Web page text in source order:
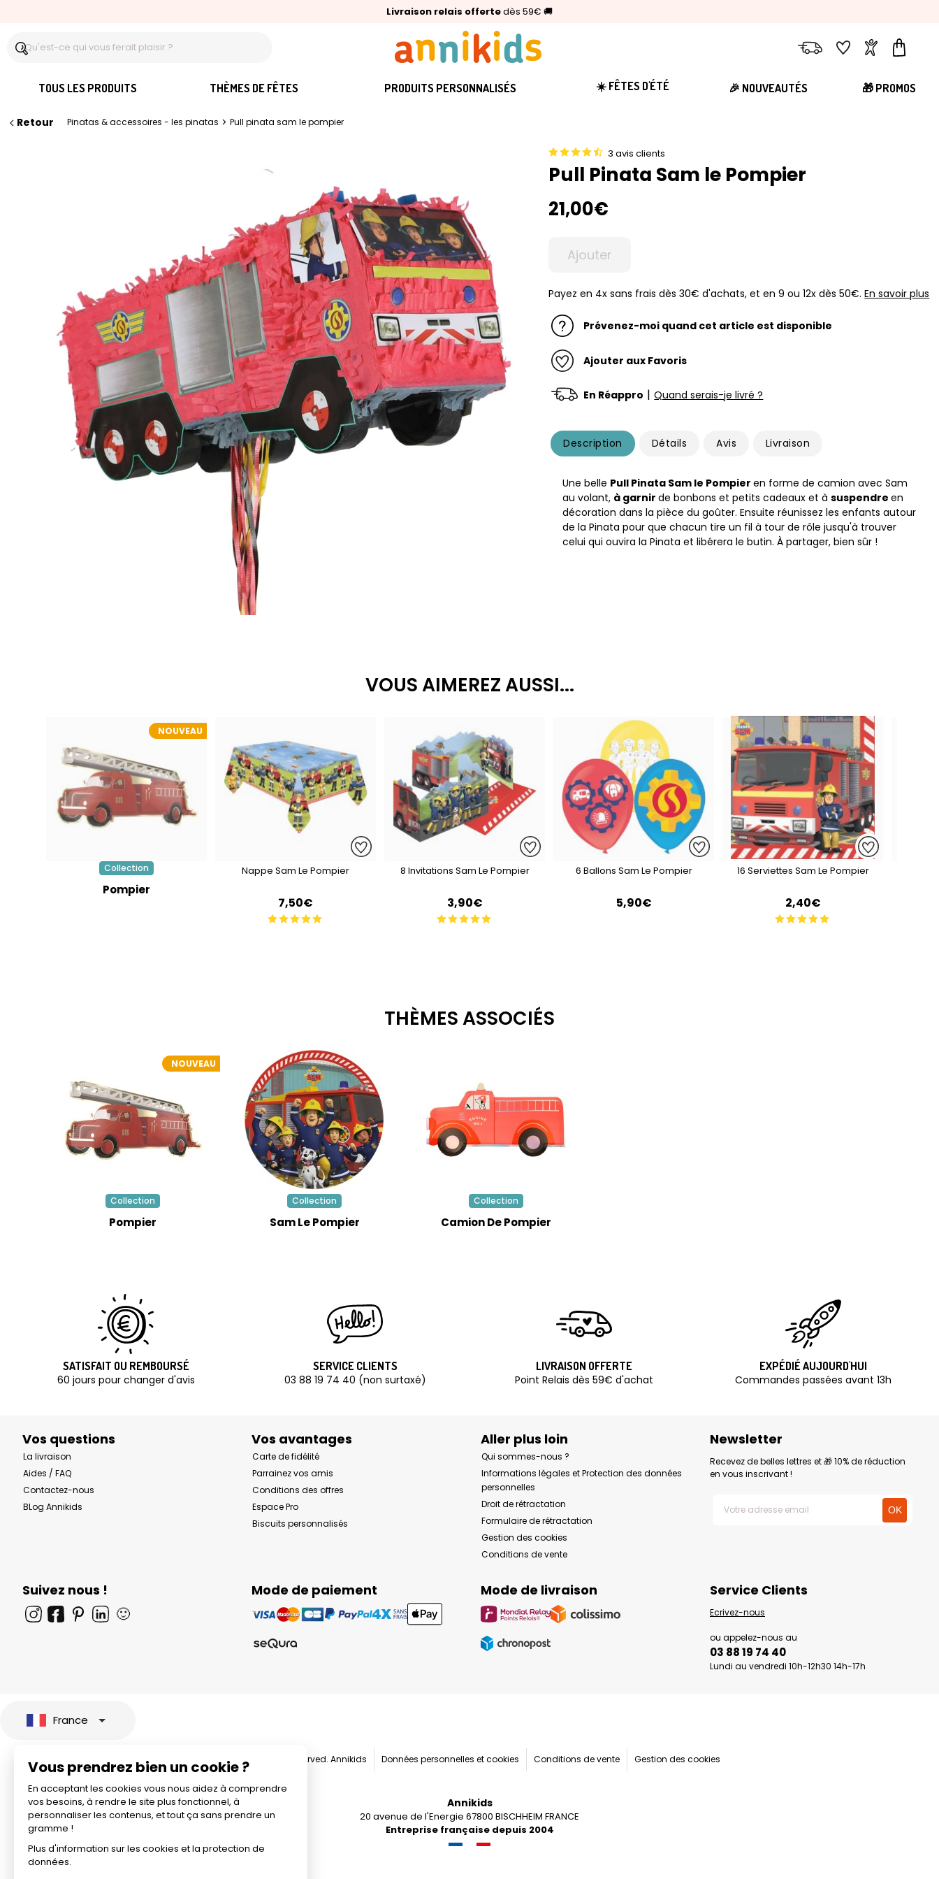
Livraison relais offertedès 59€ 🚚
🥇Palmarès Capital 2025 :Annikids N°1
⭐⭐⭐⭐⭐4,6/5(24 000 avis clients)
LivraisonFavorisComptePanier
TOUS LES PRODUITS THÈMES DE FÊTES PRODUITS PERSONNALISÉS ☀️ FÊTES D'ÉTÉ 🎉 NOUVEAUTÉS 🎁 PROMOS
Retour Pinatas & accessoires - les pinatas > Pull pinata sam le pompier
3 avis clients
Pull Pinata Sam le Pompier
21,00€
Ajouter
Payez en 4x sans frais dès 30€ d'achats, et en 9 ou 12x dès 50€.En savoir plus
Prévenez-moi quand cet article est disponible
Ajouter aux Favoris
En Réappro | Quand serais-je livré ?
Description Détails Avis Livraison
Une belle Pull Pinata Sam le Pompieren forme de camion avec Sam
au volant, à garnirde bonbons et petits cadeaux et àsuspendreen
décoration dans la pièce du goûter. Ensuite réunissez les enfants autour
de la Pinata pour que chacun tire un fil à tour de rôle jusqu'à trouver
celui qui ouvira la Pinata et libérera le butin. À partager, bien sûr !
VOUS AIMEREZ AUSSI...
NOUVEAU
Collection
Pompier
Nappe Sam Le Pompier
7,50€
8 Invitations Sam Le Pompier
3,90€
6 Ballons Sam Le Pompier
5,90€
16 Serviettes Sam Le Pompier
2,40€
THÈMES ASSOCIÉS
NOUVEAU
Collection
Pompier
Collection
Sam Le Pompier
Collection
Camion De Pompier
SATISFAIT OU REMBOURSÉ
60 jours pour changer d'avis
SERVICE CLIENTS
03 88 19 74 40 (non surtaxé)
LIVRAISON OFFERTE
Point Relais dès 59€ d'achat
EXPÉDIÉ AUJOURD'HUI
Commandes passées avant 13h
Vos questions
La livraison
Aides / FAQ
Contactez-nous
BLog Annikids
Vos avantages
Carte de fidélité
Parrainez vos amis
Conditions des offres
Espace Pro
Biscuits personnalisés
Aller plus loin
Qui sommes-nous ?
Informations légales et Protection des données
personnelles
Droit de rétractation
Formulaire de rétractation
Gestion des cookies
Conditions de vente
Newsletter
Recevez de belles lettres et 🎁 10% de réduction
en vous inscrivant !
Suivez nous !
🙂
Mode de paiement Mode de livraison Service Clients
Ecrivez-nous
ou appelez-nous au
03 88 19 74 40
Lundi au vendredi 10h-12h30 14h-17h
Vous prendrez bien un cookie ?
En acceptant les cookies vous nous aidez à comprendre
vos besoins, à rendre le site plus fonctionnel, à
personnaliser les contenus, et tout ça sans prendre un
gramme !
Plus d'information sur les cookies et la protection de
données.
France
© 2026 All rights reserved. Annikids Données personnelles et cookies Conditions de vente Gestion des cookies
Annikids
20 avenue de l'Energie 67800 BISCHHEIM FRANCE
Entreprise française depuis 2004